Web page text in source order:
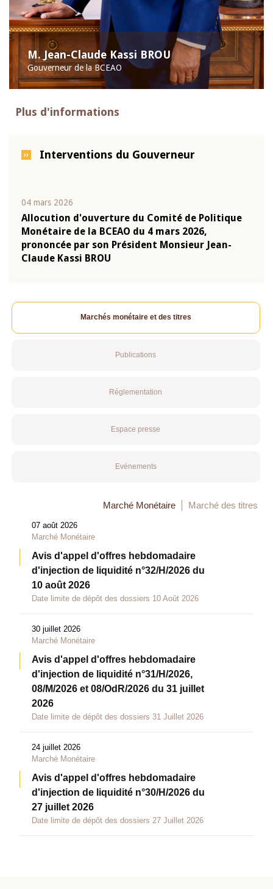
M. Jean-Claude Kassi BROU
Gouverneur de la BCEAO
Plus d'informations
Interventions du Gouverneur
04 mars 2026
Allocution d'ouverture du Comité de Politique
Monétaire de la BCEAO du 4 mars 2026,
prononcée par son Président Monsieur Jean-
Claude Kassi BROU
Marchés monétaire et des titres
Publications
Réglementation
Espace presse
Evénements
Marché Monétaire Marché des titres
07 août 2026
Marché Monétaire
Avis d'appel d'offres hebdomadaire
d'injection de liquidité n°32/H/2026 du
10 août 2026
Date limite de dépôt des dossiers 10 Août 2026
30 juillet 2026
Marché Monétaire
Avis d'appel d'offres hebdomadaire
d'injection de liquidité n°31/H/2026,
08/M/2026 et 08/OdR/2026 du 31 juillet
2026
Date limite de dépôt des dossiers 31 Juillet 2026
24 juillet 2026
Marché Monétaire
Avis d'appel d'offres hebdomadaire
d'injection de liquidité n°30/H/2026 du
27 juillet 2026
Date limite de dépôt des dossiers 27 Juillet 2026